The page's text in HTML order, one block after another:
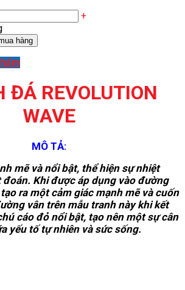
+
hàng
ĐÁ REVOLUTION
WAVE
MÔ TẢ:
mẽ và nổi bật, thể hiện sự nhiệt
Khi được áp dụng vào đường
ra một cảm giác mạnh mẽ và cuốn
vân trên mẫu tranh này khi kết
cáo đỏ nổi bật, tạo nên một sự cân
yếu tố tự nhiên và sức sống.